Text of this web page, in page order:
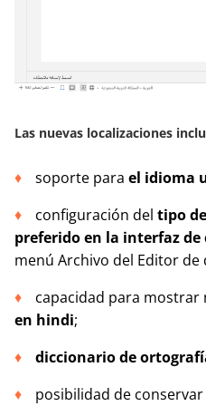
Las nuevas localizaciones
soporte para el idioma
configuración del tipo
preferido en la interfaz
menú Archivo del Editor de
capacidad para
en hindi;
diccionario de
posibilidad de